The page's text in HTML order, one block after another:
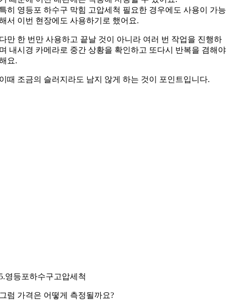
히 영등포 하수구 막힘 고압세척 필요한 경우에도 사용이 가능
서 이번 현장에도 사용하기로 했어요.
만 한 번만 사용하고 끝날 것이 아니라 여러 번 작업을 진행하
내시경 카메라로 중간 상황을 확인하고 또다시 반복을 겸해야
요.
때 조금의 슬러지라도 남지 않게 하는 것이 포인트입니다.
영등포하수구고압세척
럼 가격은 어떻게 측정될까요?